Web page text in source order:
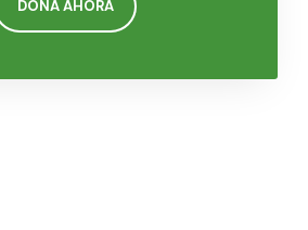
DONA AHORA